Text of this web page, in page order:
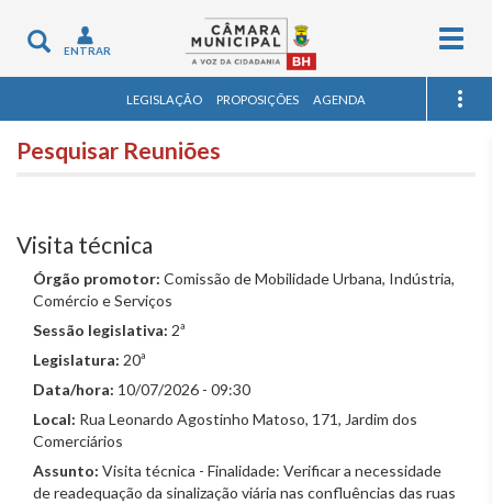
Toggle
navigation
ENTRAR
LEGISLAÇÃO PROPOSIÇÕES AGENDA
Pesquisar Reuniões
Visita técnica
Órgão promotor: Comissão de Mobilidade Urbana, Indústria,
Comércio e Serviços
Sessão legislativa: 2ª
Legislatura: 20ª
Data/hora: 10/07/2026 - 09:30
Local: Rua Leonardo Agostinho Matoso, 171, Jardim dos
Comerciários
Assunto: Visita técnica - Finalidade: Verificar a necessidade
de readequação da sinalização viária nas confluências das ruas